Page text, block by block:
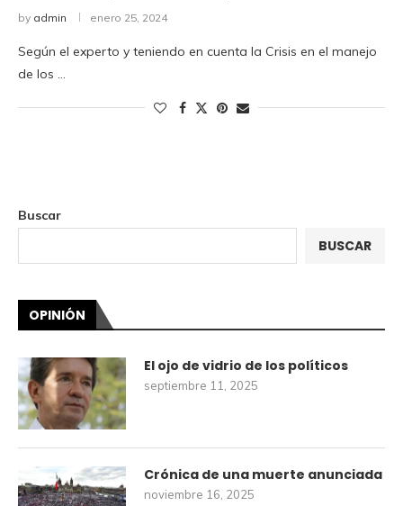
by admin enero 25, 2024
Según el experto y teniendo en cuenta la Crisis en el manejo
de los …
Buscar
BUSCAR
OPINIÓN
El ojo de vidrio de los políticos
septiembre 11, 2025
Crónica de una muerte anunciada
noviembre 16, 2025